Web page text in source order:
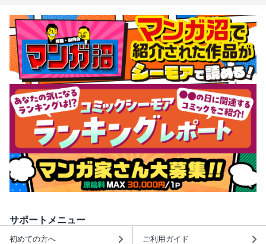
サポートメニュー
初めての方へ ご利用ガイド